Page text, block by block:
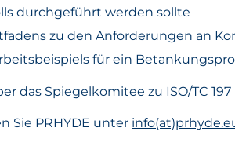
durchgeführt werden sollte
zu den Anforderungen an
für ein
das Spiegelkomitee zu ISO/TC
Sie PRHYDE unter